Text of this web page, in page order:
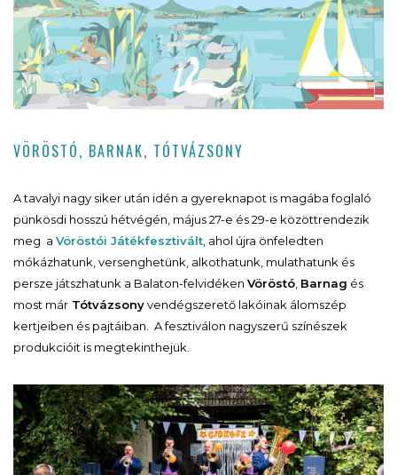
VÖRÖSTÓ, BARNAK, TÓTVÁZSONY
A tavalyi nagy siker után idén a gyereknapot is magába foglaló
pünkösdi hosszú hétvégén, május 27-e és 29-e közöttrendezik
meg a Vöröstói Játékfesztivált , ahol újra önfeledten
mókázhatunk, versenghetünk, alkothatunk, mulathatunk és
persze játszhatunk a Balaton-felvidéken Vöröstó Barnag és
most már Tótvázsonyvendégszerető lakóinak álomszép
kertjeiben és pajtáiban. A fesztiválon nagyszerű színészek
produkcióit is megtekinthejük.